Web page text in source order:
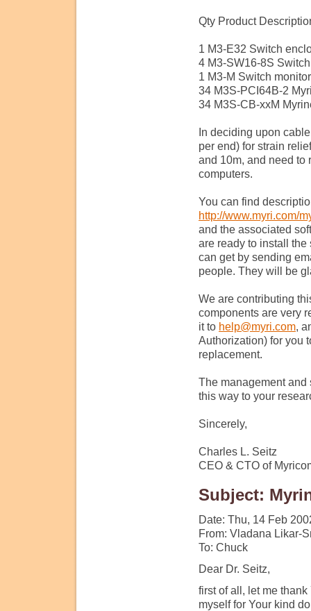
Qty Product
1 M3-E32 Switch
4 M3-SW16-8S
1 M3-M Switch
34 M3S-PCI64B-2
34 M3S-CB-xxM
In deciding upon
per end) for strain
and 10m, and need to
computers.
You can find
http://www.myri.com/
and the associated
are ready to install
can get by sending
people. They will be
We are contributing
components are very
it to help@myri.com,
Authorization) for you
replacement.
The management and
this way to your
Sincerely,
Charles L. Seitz
CEO & CTO of
Subject:
Date: Thu, 14 Feb
From: Vladana Likar-
To: Chuck
Dear Dr. Seitz,
first of all, let me
myself for Your kind